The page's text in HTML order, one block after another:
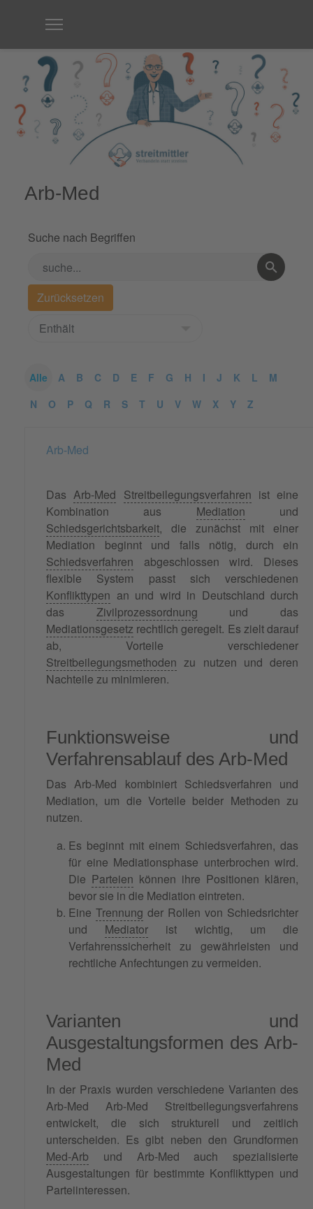
Arb-Med
Suche nach Begriffen
Alle A B C D E F G H I J K L
M
N
O P Q R S T U V W X Y Z
Arb-Med
DasArb-Med Streitbeilegungsverfahren ist eine
Kombination aus Mediation und
Schiedsgerichtsbarkeit, die zunächst mit einer
Mediation beginnt und falls nötig, durch ein
Schiedsverfahren abgeschlossen wird. Dieses
flexible System passt sich verschiedenen
Konflikttypen an und wird in Deutschland durch
das Zivilprozessordnung und das
Mediationsgesetz rechtlich geregelt. Es zielt darauf
ab, Vorteile verschiedener
Streitbeilegungsmethoden zu nutzen und deren
Nachteile zu minimieren.
Funktionsweise und
Verfahrensablauf des Arb-Med
Das Arb-Med kombiniert Schiedsverfahren und
Mediation, um die Vorteile beider Methoden zu
nutzen.
Es beginnt mit einem Schiedsverfahren, das
für eine Mediationsphase unterbrochen wird.
Die Parteien können ihre Positionen klären,
bevor sie in die Mediation eintreten.
Eine Trennung der Rollen von Schiedsrichter
und Mediator ist wichtig, um die
Verfahrenssicherheit zu gewährleisten und
rechtliche Anfechtungen zu vermeiden.
Varianten und
Ausgestaltungsformen des Arb-
Med
In der Praxis wurden verschiedene Varianten des
Arb-Med Arb-Med Streitbeilegungsverfahrens
entwickelt, die sich strukturell und zeitlich
unterscheiden. Es gibt neben den Grundformen
Med-Arb und Arb-Med auch spezialisierte
Ausgestaltungen für bestimmte Konflikttypen und
Parteiinteressen.